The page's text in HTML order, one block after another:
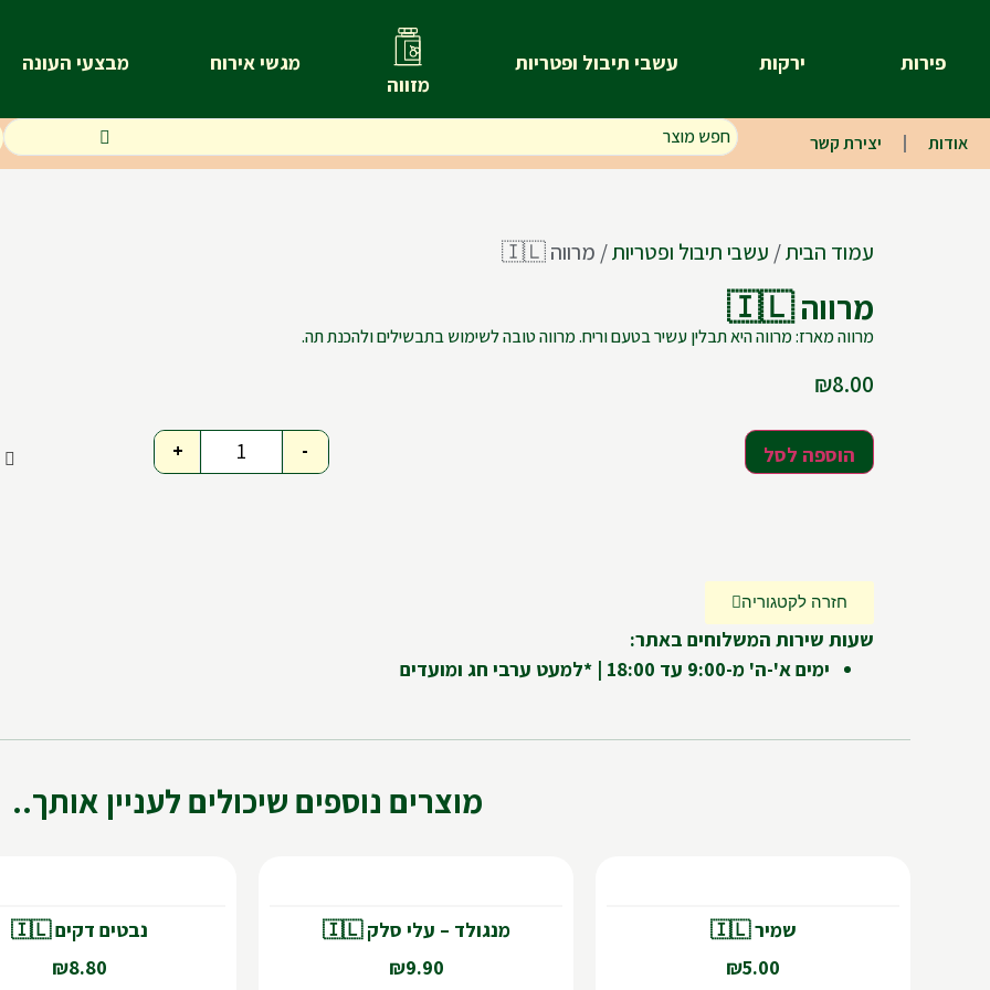
פירות ירקות
עשבי תיבול ופטריות
מזווה
מגשי אירוח מבצעי העונה
אודות יצירת קשר
עמוד הבית/ עשבי תיבול ופטריות/ מרווה 🇮🇱
מרווה 🇮🇱
מרווה מארז: מרווה היא תבלין עשיר בטעם וריח. מרווה טובה לשימוש בתבשילים ולהכנת תה.
₪8.00
-
+ הוספה לסל
חזרה לקטגוריה
שעות שירות המשלוחים באתר:
ימים א'-ה' מ-9:00 עד 18:00 | *למעט ערבי חג ומועדים
מוצרים נוספים שיכולים לעניין אותך..
שמיר 🇮🇱
₪5.00
מנגולד – עלי סלק 🇮🇱
₪9.90
נבטים דקים 🇮🇱
₪8.80